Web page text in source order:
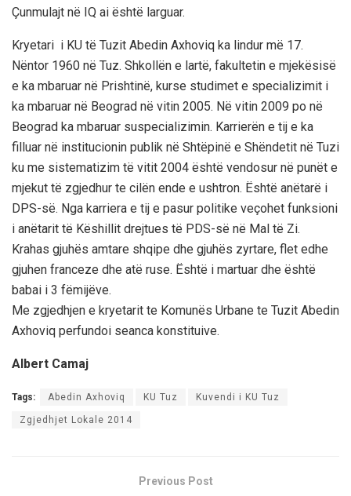
Çunmulajt në IQ ai është larguar.
Kryetari i KU të Tuzit Abedin Axhoviq ka lindur më 17.
Nëntor 1960 në Tuz. Shkollën e lartë, fakultetin e mjekësisë
e ka mbaruar në Prishtinë, kurse studimet e specializimit i
ka mbaruar në Beograd në vitin 2005. Në vitin 2009 po në
Beograd ka mbaruar suspecializimin. Karrierën e tij e ka
filluar në institucionin publik në Shtëpinë e Shëndetit në Tuzi
ku me sistematizim të vitit 2004 është vendosur në punët e
mjekut të zgjedhur te cilën ende e ushtron. Është anëtarë i
DPS-së. Nga karriera e tij e pasur politike veçohet funksioni
i anëtarit të Këshillit drejtues të PDS-së në Mal të Zi.
Krahas gjuhës amtare shqipe dhe gjuhës zyrtare, flet edhe
gjuhen franceze dhe atë ruse. Është i martuar dhe është
babai i 3 fëmijëve.
Me zgjedhjen e kryetarit te Komunës Urbane te Tuzit Abedin
Axhoviq perfundoi seanca konstituive.
Albert Camaj
Tags: Abedin Axhoviq KU Tuz Kuvendi i KU Tuz
Zgjedhjet Lokale 2014
Previous Post